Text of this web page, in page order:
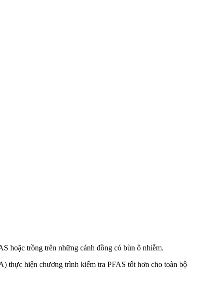
hoặc trồng trên những cánh đồng có bùn ô nhiễm.
thực hiện chương trình kiểm tra PFAS tốt hơn cho toàn bộ